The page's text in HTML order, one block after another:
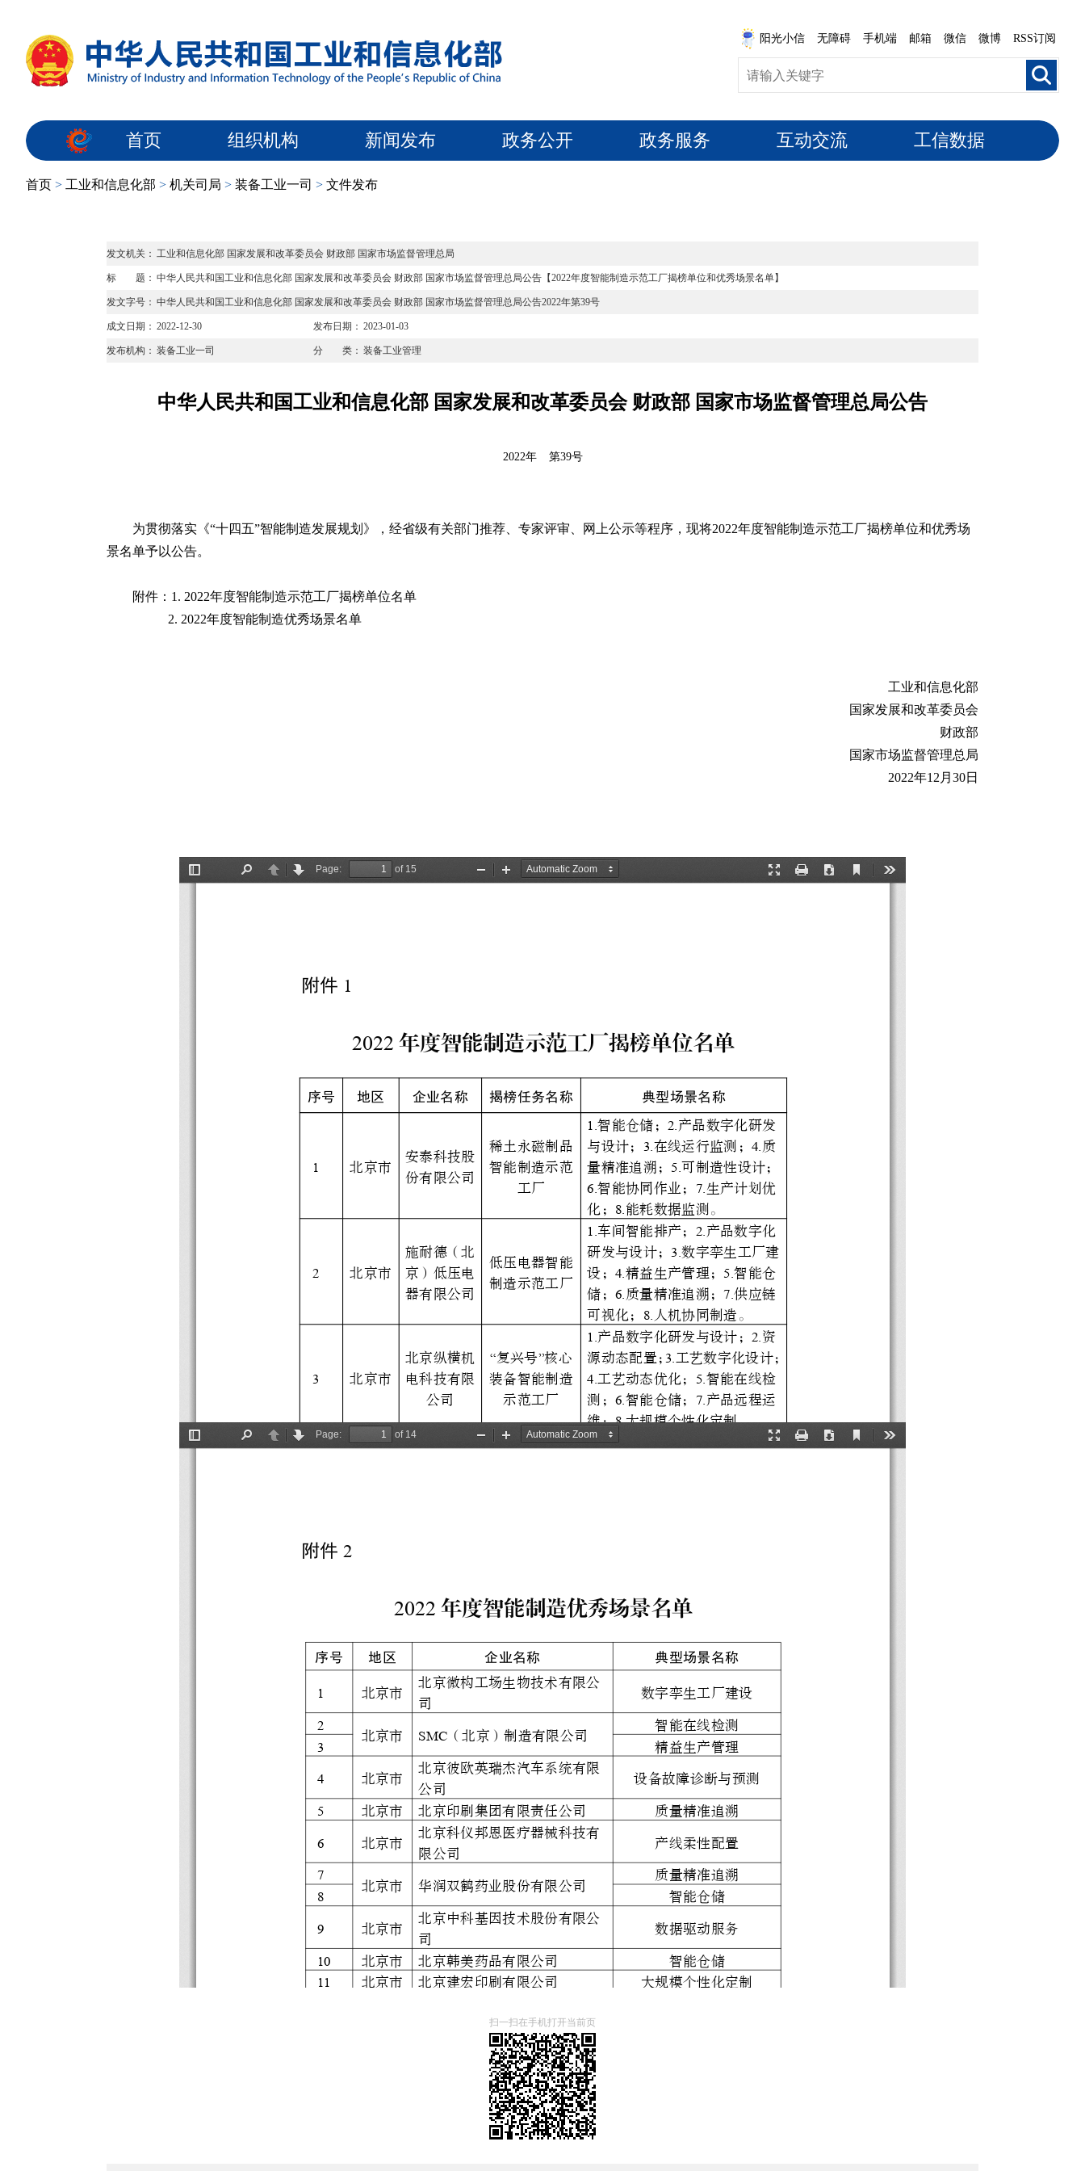
阳光小信 无障碍 手机端 邮箱 微信 微博 RSS订阅
首页 组织机构 新闻发布 政务公开 政务服务 互动交流 工信数据
首页 > 工业和信息化部 > 机关司局 > 装备工业一司 > 文件发布
发文机关： 工业和信息化部 国家发展和改革委员会 财政部 国家市场监督管理总局
标 题： 中华人民共和国工业和信息化部 国家发展和改革委员会 财政部 国家市场监督管理总局公告【2022年度智能制造示范工厂揭榜单位和优秀场景名单】
发文字号： 中华人民共和国工业和信息化部 国家发展和改革委员会 财政部 国家市场监督管理总局公告2022年第39号
成文日期： 2022-12-30 发布日期： 2023-01-03
发布机构： 装备工业一司 分 类： 装备工业管理
中华人民共和国工业和信息化部 国家发展和改革委员会 财政部 国家市场监督管理总局公告
2022年 第39号
为贯彻落实《“十四五”智能制造发展规划》，经省级有关部门推荐、专家评审、网上公示等程序，现将2022年度智能制造示范工厂揭榜单位和优秀场
景名单予以公告。
附件：1. 2022年度智能制造示范工厂揭榜单位名单
2. 2022年度智能制造优秀场景名单
工业和信息化部
国家发展和改革委员会
财政部
国家市场监督管理总局
2022年12月30日
扫一扫在手机打开当前页